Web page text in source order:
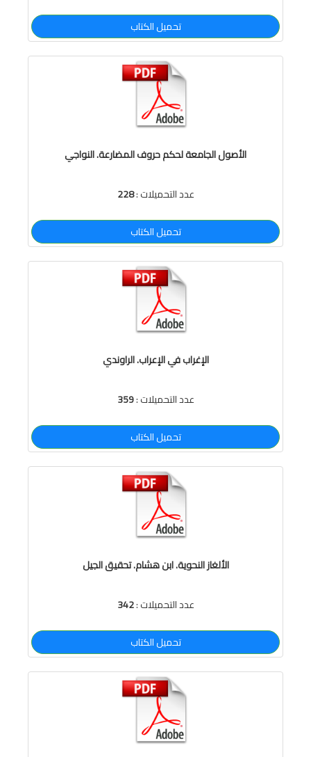
تحميل الكتاب
الأصول الجامعة لحكم حروف المضارعة. النواجي
عدد التحميلات :228
تحميل الكتاب
الإغراب في الإعراب. الراوندي
عدد التحميلات :359
تحميل الكتاب
الألغاز النحوية. ابن هشام. تحقيق الجيل
عدد التحميلات :342
تحميل الكتاب